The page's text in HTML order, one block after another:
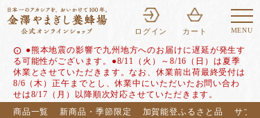
MENU
ログイン カート
info ●熊本地震の影響で九州地方へのお届けに遅延が発生す
る可能性がございます。●8/11（火）～8/16（日）は夏季
休業とさせていただきます。なお、休業前出荷最終受付は
8/6（木）正午までとし、休業中にいただいたお問い合わ
せは8/17（月）以降順次対応させていただきます。
商品一覧
新商品・季節限定 加賀能登ふるさと品 サブ